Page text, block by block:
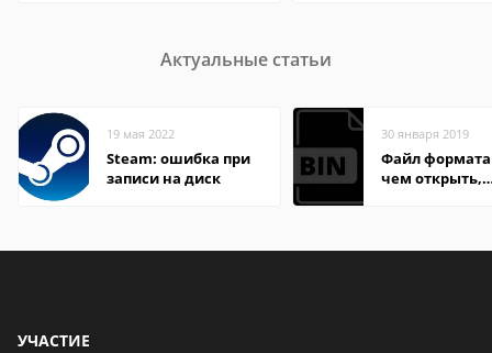
Актуальные статьи
19 мая 2022
Steam: ошибка при
записи на диск
30 января 2019
Файл формата
чем открыть,
УЧАСТИЕ